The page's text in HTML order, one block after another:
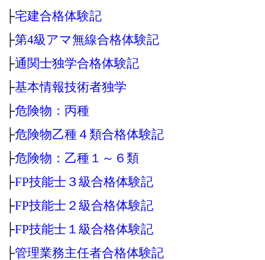
├宅建合格体験記
├第4級アマ無線合格体験記
├通関士独学合格体験記
├基本情報技術者独学
├危険物：丙種
├危険物乙種４類合格体験記
├危険物：乙種１～６類
├FP技能士３級合格体験記
├FP技能士２級合格体験記
├FP技能士１級合格体験記
├管理業務主任者合格体験記